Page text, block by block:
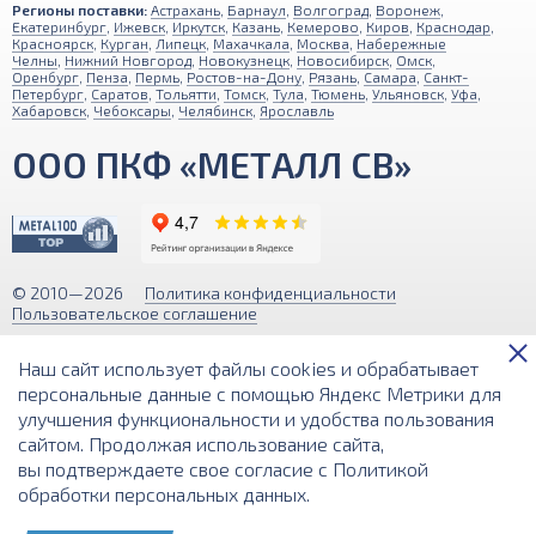
Регионы поставки: Астрахань Барнаул Волгоград Воронеж
Екатеринбург Ижевск Иркутск Казань Кемерово Киров Краснодар
Красноярск Курган Липецк Махачкала Москва Набережные
Челны Нижний Новгород Новокузнецк Новосибирск Омск
Оренбург Пенза Пермь Ростов-на-Дону Рязань Самара Санкт-
Петербург Саратов Тольятти Томск Тула Тюмень Ульяновск Уфа
Хабаровск Чебоксары Челябинск Ярославль
ООО ПКФ «МЕТАЛЛ СВ»
© 2010—2026
Политика конфиденциальности
Пользовательское соглашение
на этом интернет-сайте носит исключительно информационный
характер и ни при каких условиях не является публичной офертой,
определяемой положениями Статьи 437 (2) Гражданского кодекса РФ.
Разработка и поддержка сайта
Наш сайт использует файлы cookies и обрабатывает
персональные данные с помощью Яндекс Метрики для
улучшения функциональности и удобства пользования
сайтом. Продолжая использование сайта,
вы подтверждаете свое согласие с Политикой
обработки персональных данных.